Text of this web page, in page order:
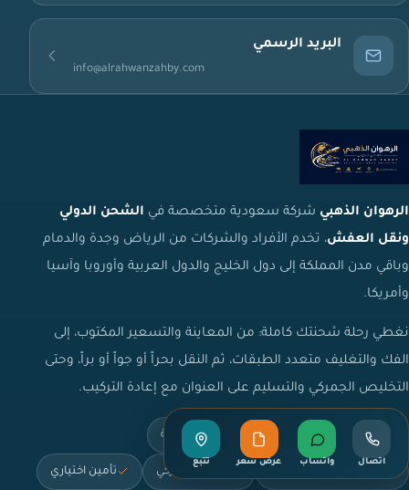
البريد الرسمي
info@alrahwanzahby.com
الرهوان الذهبي شركة سعودية متخصصة في الشحن الدولي
ونقل العفش، تخدم الأفراد والشركات من الرياض وجدة والدمام
وباقي مدن المملكة إلى دول الخليج والدول العربية وأوروبا وآسيا
وأمريكا.
نغطي رحلة شحنتك كاملة: من المعاينة والتسعير المكتوب، إلى
الفك والتغليف متعدد الطبقات، ثم النقل بحراً أو جواً أو براً، وحتى
التخليص الجمركي والتسليم على العنوان مع إعادة التركيب.
تسعير مكتوب قائمة محتويات مرقّمة
تخليص جمركي تأمين اختياري
اتصال واتساب عرض سعر تتبع